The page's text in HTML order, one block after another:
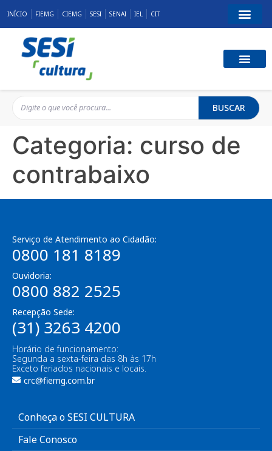
INÍCIO FIEMG CIEMG SESI SENAI IEL CIT
BUSCAR
Categoria: curso de
contrabaixo
Serviço de Atendimento ao Cidadão:
0800 181 8189
Ouvidoria:
0800 882 2525
Recepção Sede:
(31) 3263 4200
Horário de funcionamento:
Segunda a sexta-feira das 8h às 17h
Exceto feriados nacionais e locais.
crc@fiemg.com.br
Conheça o SESI CULTURA
Fale Conosco